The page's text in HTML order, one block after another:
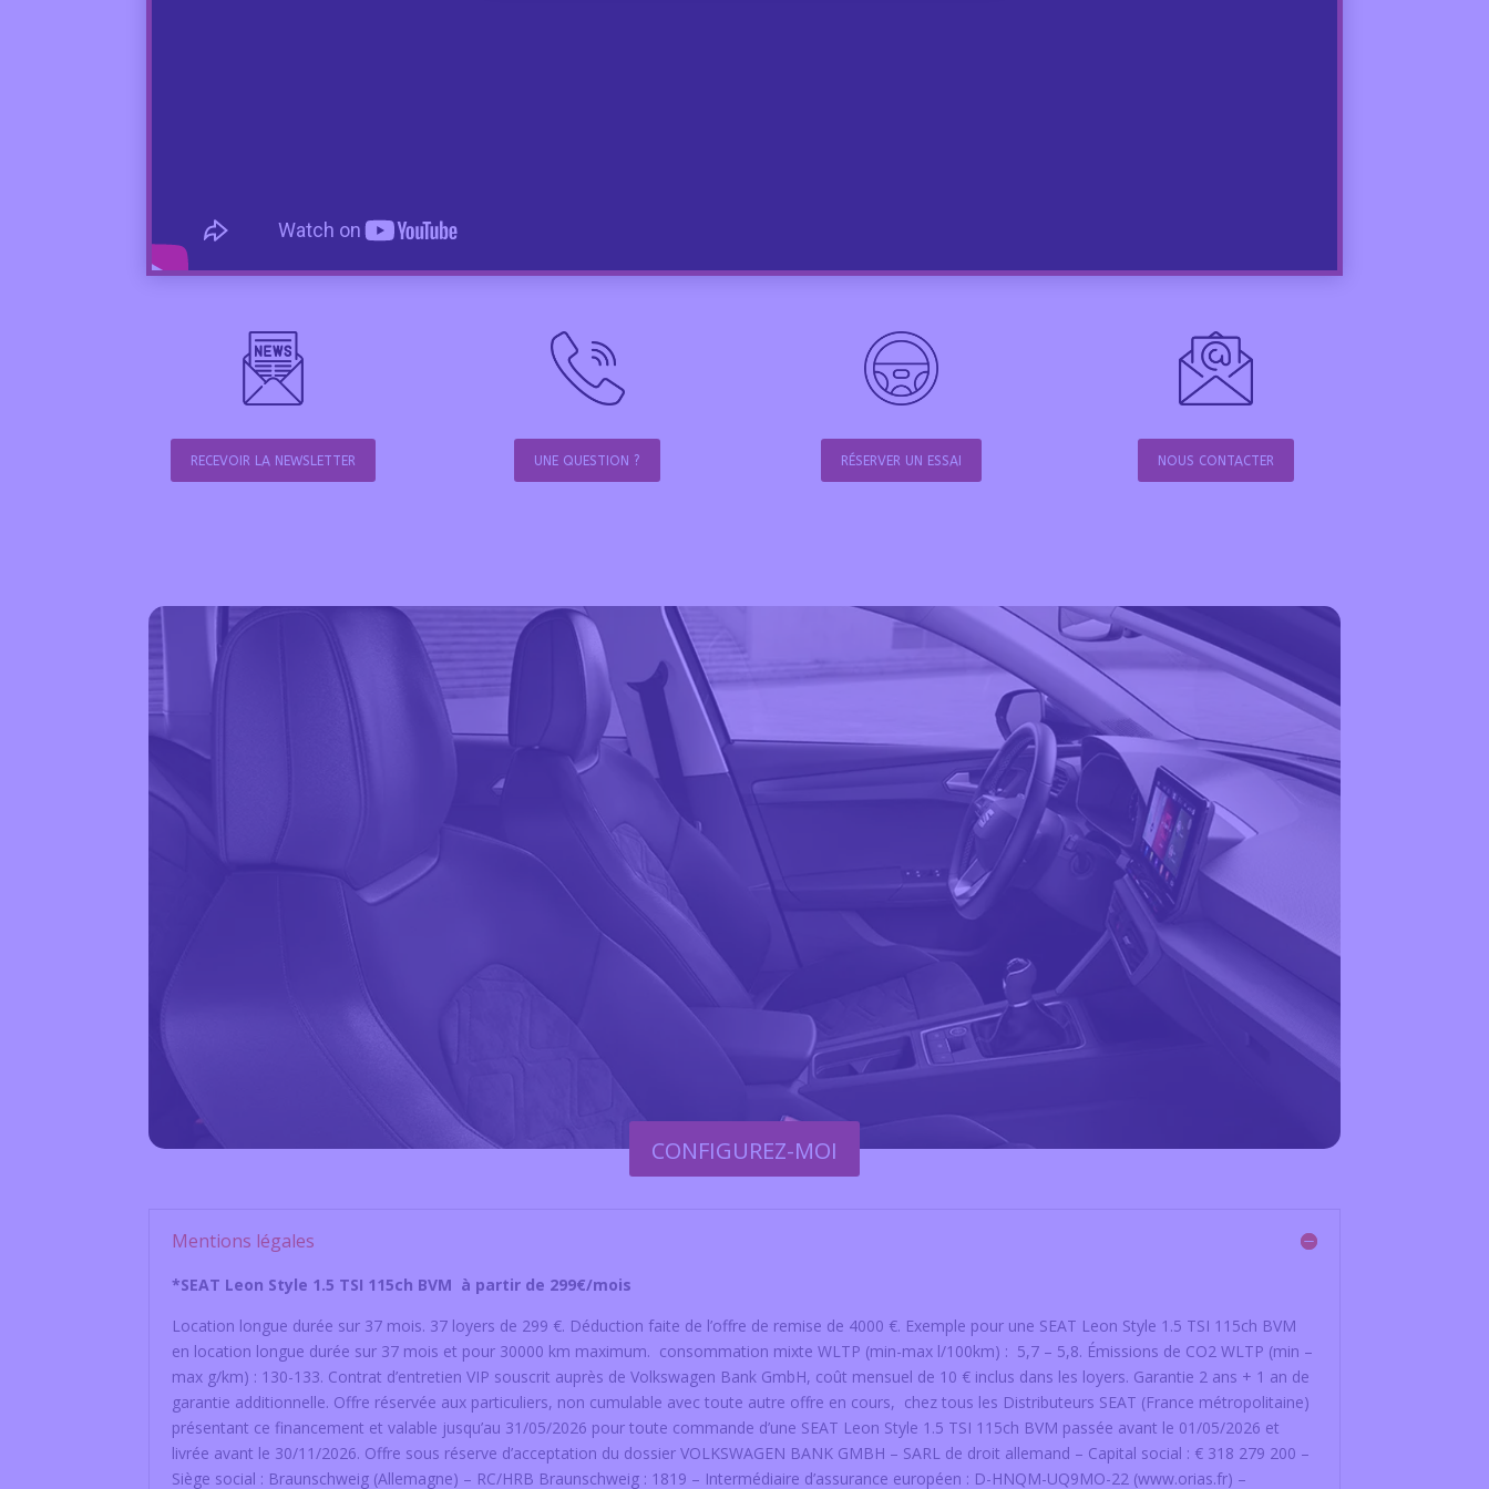
RECEVOIR LA NEWSLETTER UNE QUESTION ? RÉSERVER UN ESSAI NOUS CONTACTER
CONFIGUREZ-MOI
Mentions légales
*SEAT Leon Style 1.5 TSI 115ch BVM à partir de 299€/mois
Location longue durée sur 37 mois. 37 loyers de 299 €. Déduction faite de l’offre de remise de 4000 €. Exemple pour une SEAT Leon Style 1.5 TSI 115ch BVM
en location longue durée sur 37 mois et pour 30000 km maximum. consommation mixte WLTP (min-max l/100km) : 5,7 – 5,8. Émissions de CO2 WLTP (min –
max g/km) : 130-133. Contrat d’entretien VIP souscrit auprès de Volkswagen Bank GmbH, coût mensuel de 10 € inclus dans les loyers. Garantie 2 ans + 1 an de
garantie additionnelle. Offre réservée aux particuliers, non cumulable avec toute autre offre en cours, chez tous les Distributeurs SEAT (France métropolitaine)
présentant ce financement et valable jusqu’au 31/05/2026 pour toute commande d’une SEAT Leon Style 1.5 TSI 115ch BVM passée avant le 01/05/2026 et
livrée avant le 30/11/2026. Offre sous réserve d’acceptation du dossier VOLKSWAGEN BANK GMBH – SARL de droit allemand – Capital social : € 318 279 200 –
Siège social : Braunschweig (Allemagne) – RC/HRB Braunschweig : 1819 – Intermédiaire d’assurance européen : D-HNQM-UQ9MO-22 (www.orias.fr) –